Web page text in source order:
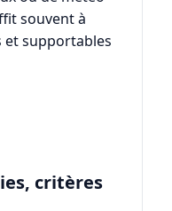
souvent à
et supportables
critères